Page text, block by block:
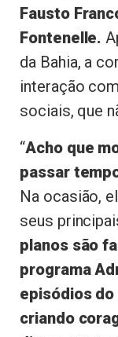
Fausto
Fontenelle.
da Bahia, a
interação
sociais, que
“Acho que
passar
Na ocasião,
seus
planos são
programa
episódios do
criando